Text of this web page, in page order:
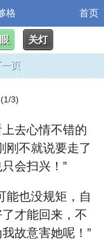
格 首页
关灯
页
3)
去心情不错的
刚不就说要走了
会扫兴！”
能也没规矩，自
才能回来，不
故意害她呢！”